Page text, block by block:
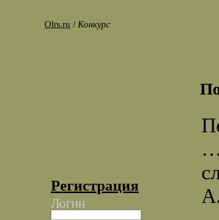
Olrs.ru / Конкурс
Регистрация
Логин